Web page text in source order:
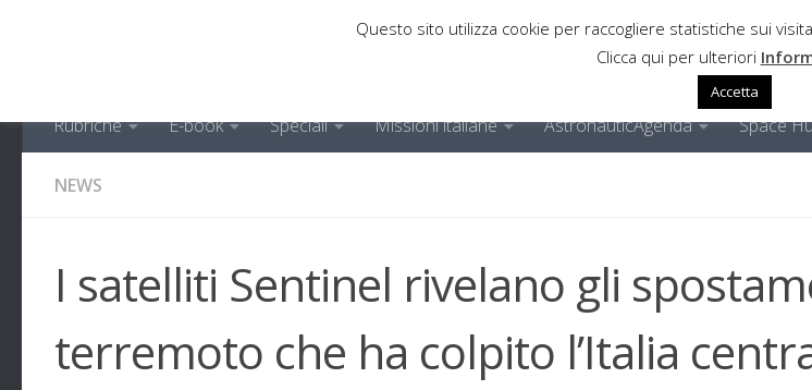
Rubriche E-book Speciali Missioni italiane AstronauticAgenda Space
NEWS
I satelliti Sentinel rivelano gli
terremoto che ha colpito l’Italia
Questo sito utilizza cookie per raccogliere statistiche sui
Clicca qui per ulteriori
Accetta